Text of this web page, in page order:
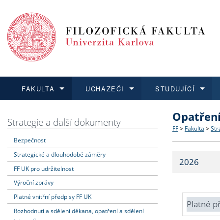
FAKULTA
Dozvědět se více
Struktura
Strategie
Fakultní
UCHAZEČI
Podat přihlášku
Co
Učitelské
STUDUJÍCÍ
Dozvědět se více
Dozvědět se více
O vědě a
Dozvědět se více
Aktuální
Strategie a další dokumenty
Bezpečnost
Strategické a dlouhodobé záměry
FF UK pro udržitelnost
Výroční zprávy
Platné vnitřní předpisy FF UK
Rozhodnutí a sdělení děkana, opatření a sdělení
FF > Fakulta >
2026
Platné